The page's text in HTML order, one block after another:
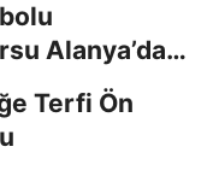
Alanya’da
Terfi Ön